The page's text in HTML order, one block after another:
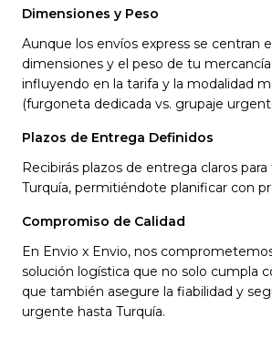
Dimensiones y Peso
Aunque los envíos express se centran
dimensiones y el peso de tu
influyendo en la tarifa y la modalidad
(furgoneta dedicada vs. grupaje
Plazos de Entrega Definidos
Recibirás plazos de entrega claros
Turquía, permitiéndote planificar con
Compromiso de Calidad
En Envio x Envio, nos
solución logística que no solo cumpla
que también asegure la fiabilidad y
urgente hasta Turquía.